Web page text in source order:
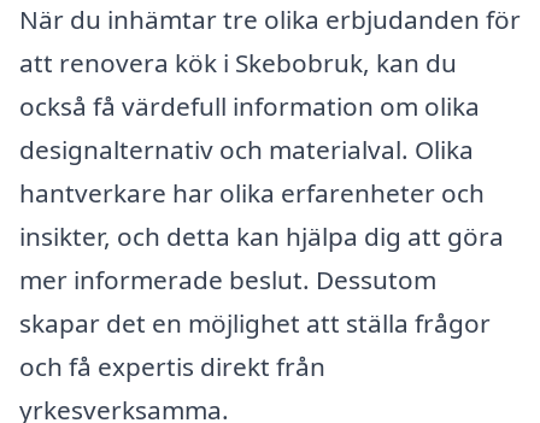
När du inhämtar tre olika erbjudanden för
att renovera kök i Skebobruk, kan du
också få värdefull information om olika
designalternativ och materialval. Olika
hantverkare har olika erfarenheter och
insikter, och detta kan hjälpa dig att göra
mer informerade beslut. Dessutom
skapar det en möjlighet att ställa frågor
och få expertis direkt från
yrkesverksamma.